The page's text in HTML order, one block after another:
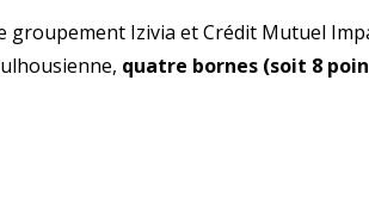
groupement Izivia et Crédit Mutuel
quatre bornes (soit 8